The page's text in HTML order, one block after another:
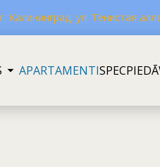
Калининград, ул. Тенистая
APARTAMENTI